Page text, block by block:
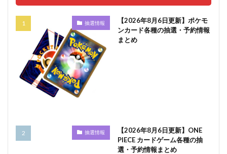
抽選情報
【2026年8月6日更新】ポケモ
ンカード各種の抽選・予約情報
まとめ
抽選情報
【2026年8月6日更新】ONE
PIECE カードゲーム各種の抽
選・予約情報まとめ